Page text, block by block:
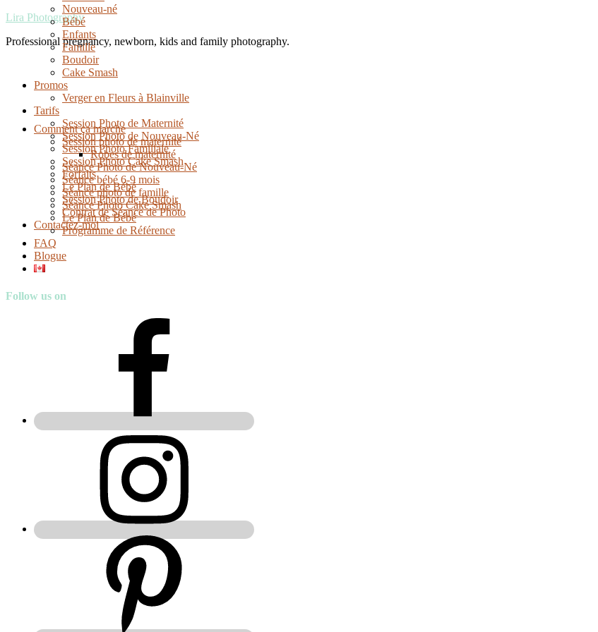
Lira Photography
Professional pregnancy, newborn, kids and family photography.
Nouveau-né
Bébé
Enfants
Famille
Boudoir
Cake Smash
Promos
Verger en Fleurs à Blainville
Tarifs
Session Photo de Maternité
Session Photo de Nouveau-Né
Session Photo Familiale
Session Photo Cake Smash
Forfaits
Le Plan de Bébé
Session Photo de Boudoir
Contrat de Séance de Photo
Contactez-moi
Comment ça marche
Session photo de maternité
Robes de maternité
Séance Photo de Nouveau-Né
Séance bébé 6-9 mois
Séance photo de famille
Séance Photo Cake Smash
Le Plan de Bébé
Programme de Référence
FAQ
Blogue
Follow us on